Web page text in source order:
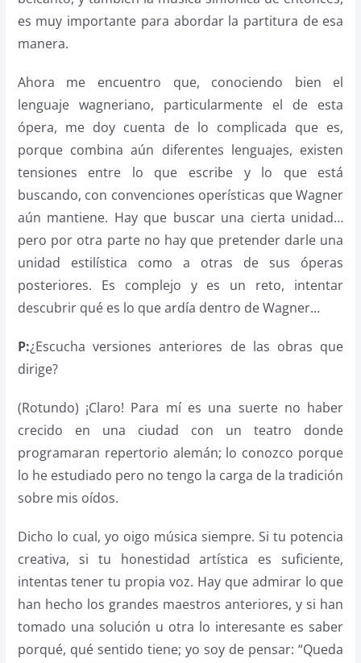
es muy importante para abordar la partitura de esa
manera.
Ahora me encuentro que, conociendo bien el
lenguaje wagneriano, particularmente el de esta
ópera, me doy cuenta de lo complicada que es,
porque combina aún diferentes lenguajes, existen
tensiones entre lo que escribe y lo que está
buscando, con convenciones operísticas que Wagner
aún mantiene. Hay que buscar una cierta unidad…
pero por otra parte no hay que pretender darle una
unidad estilística como a otras de sus óperas
posteriores. Es complejo y es un reto, intentar
descubrir qué es lo que ardía dentro de Wagner…
P:¿Escucha versiones anteriores de las obras que
dirige?
(Rotundo) ¡Claro! Para mí es una suerte no haber
crecido en una ciudad con un teatro donde
programaran repertorio alemán; lo conozco porque
lo he estudiado pero no tengo la carga de la tradición
sobre mis oídos.
Dicho lo cual, yo oigo música siempre. Si tu potencia
creativa, si tu honestidad artística es suficiente,
intentas tener tu propia voz. Hay que admirar lo que
han hecho los grandes maestros anteriores, y si han
tomado una solución u otra lo interesante es saber
porqué, qué sentido tiene; yo soy de pensar: “Queda